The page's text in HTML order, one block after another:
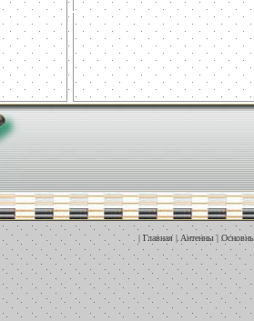
| Главная| Антенны|